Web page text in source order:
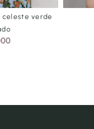
Pabi-Bordo
170.000